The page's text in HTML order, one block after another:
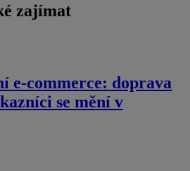
zajímat
e-commerce: doprava
se mění v